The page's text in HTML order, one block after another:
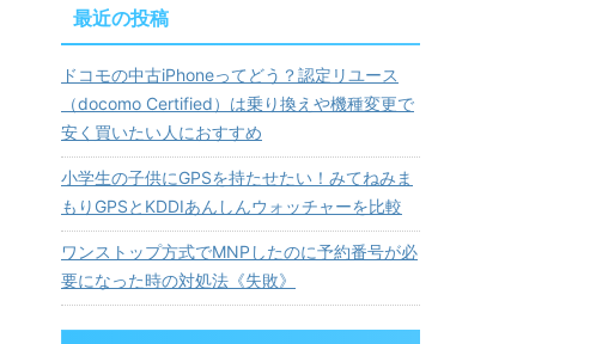
最近の投稿
ドコモの中古iPhoneってどう？認定リユース
（docomo Certified）は乗り換えや機種変更で
安く買いたい人におすすめ
小学生の子供にGPSを持たせたい！みてねみま
もりGPSとKDDIあんしんウォッチャーを比較
ワンストップ方式でMNPしたのに予約番号が必
要になった時の対処法《失敗》